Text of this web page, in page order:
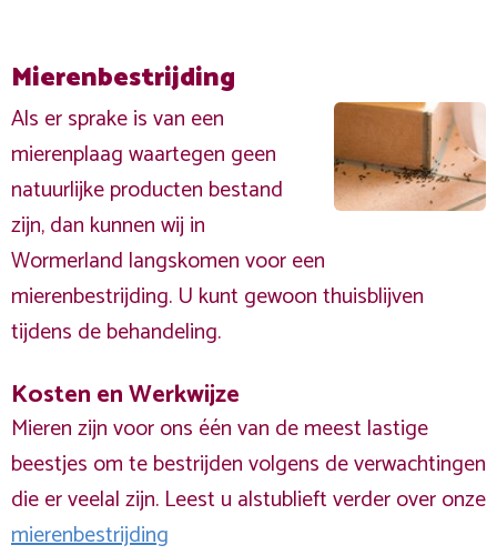
Mierenbestrijding
Als er sprake is van een
mierenplaag waartegen geen
natuurlijke producten bestand
zijn, dan kunnen wij in
Wormerland langskomen voor een
mierenbestrijding. U kunt gewoon thuisblijven
tijdens de behandeling.
Kosten en Werkwijze
Mieren zijn voor ons één van de meest lastige
beestjes om te bestrijden volgens de verwachtingen
die er veelal zijn. Leest u alstublieft verder over onze
mierenbestrijding